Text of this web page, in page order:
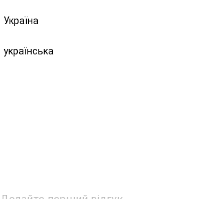
Україна
українська